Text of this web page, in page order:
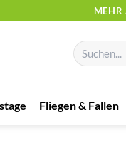
MEHR
Suchen
nach:
Fliegen & Fallen